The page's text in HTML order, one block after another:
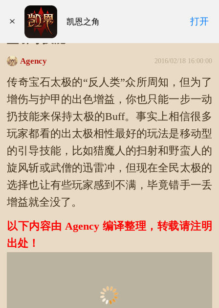
凯恩之角 打开
暗黑3蓝贴：太极强势或调整 专注移动
型引导技能
Agency 2016/02/18 16:00:00
传奇宝石太极的“反人类”众所周知，但为了
增伤与护甲的出色增益，你也只能一步一动
扔技能来保持太极的Buff。事实上相信很多
玩家都看的出太极相性最好的玩法是移动型
的引导技能，比如猎魔人的扫射和野蛮人的
旋风斩或武僧的迅雷冲，但现在全民太极的
选择也让有些玩家感到不满，毕竟错手一丢
增益就全没了。
以下内容由 Agency 编译整理，转载请注明
出处！